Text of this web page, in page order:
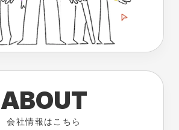
ABOUT
会社情報はこちら